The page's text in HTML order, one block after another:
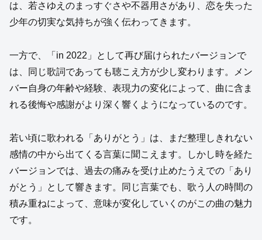
は、若さゆえのまっすぐさや不器用さがあり、恋を失った
少年の切実な気持ちが強く伝わってきます。
一方で、「in 2022」として再び届けられたバージョンで
は、同じ歌詞であっても聴こえ方が少し変わります。メン
バー自身の年齢や経験、表現力の変化によって、曲に含ま
れる後悔や感謝がより深く響くようになっているのです。
若い頃に歌われる「ありがとう」は、まだ整理しきれない
感情の中から出てくる言葉に聞こえます。しかし時を経た
バージョンでは、過去の痛みを受け止めたうえでの「あり
がとう」として響きます。同じ言葉でも、歌う人の時間の
積み重ねによって、意味が変化していくのがこの曲の魅力
です。